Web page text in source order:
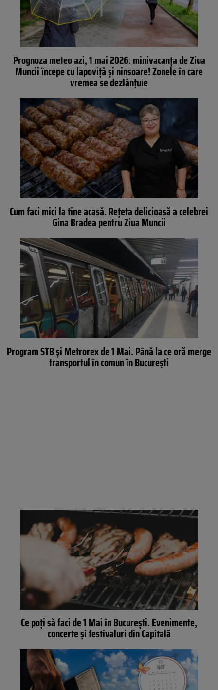
Prognoza meteo azi, 1 mai 2026: minivacanța de Ziua
Muncii începe cu lapoviță și ninsoare! Zonele în care
vremea se dezlănțuie
Cum faci mici la tine acasă. Rețeta delicioasă a celebrei
Gina Bradea pentru Ziua Muncii
Program STB și Metrorex de 1 Mai. Până la ce oră merge
transportul în comun în București
Ce poți să faci de 1 Mai în București. Evenimente,
concerte și festivaluri din Capitală